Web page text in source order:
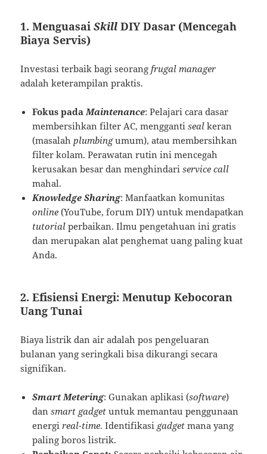
1. MenguasaiSkill DIY Dasar (Mencegah
Biaya Servis)
Investasi terbaik bagi seorangfrugal manager
adalah keterampilan praktis.
Fokus padaMaintenance: Pelajari cara dasar
membersihkan filter AC, menggantiseal keran
(masalahplumbingumum), atau membersihkan
filter kolam. Perawatan rutin ini mencegah
kerusakan besar dan menghindariservice call
mahal.
Knowledge Sharing: Manfaatkan komunitas
online (YouTube, forum DIY) untuk mendapatkan
tutorial perbaikan. Ilmu pengetahuan ini gratis
dan merupakan alat penghemat uang paling kuat
Anda.
2. Efisiensi Energi: Menutup Kebocoran
Uang Tunai
Biaya listrik dan air adalah pos pengeluaran
bulanan yang seringkali bisa dikurangi secara
signifikan.
Smart Metering: Gunakan aplikasi (software)
dansmart gadget untuk memantau penggunaan
energireal-time. Identifikasi gadget mana yang
paling boros listrik.